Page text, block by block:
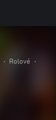
• Rolové
•